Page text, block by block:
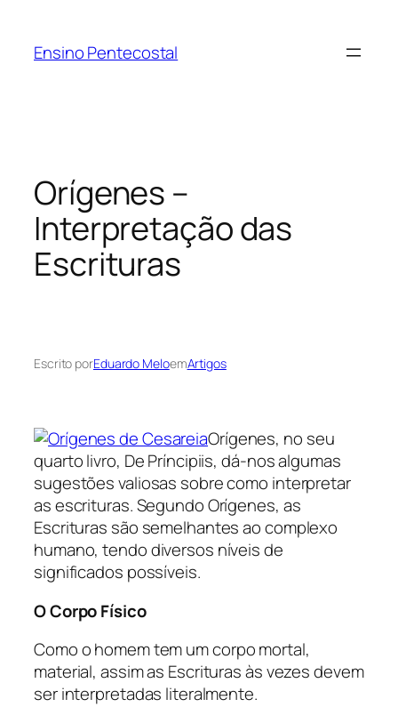
Ensino Pentecostal
Orígenes –
Interpretação das
Escrituras
Escrito porEduardo MeloemArtigos
Orígenes, no seu
quarto livro, De Príncipiis, dá-nos algumas
sugestões valiosas sobre como interpretar
as escrituras. Segundo Orígenes, as
Escrituras são semelhantes ao complexo
humano, tendo diversos níveis de
significados possíveis.
O Corpo Físico
Como o homem tem um corpo mortal,
material, assim as Escrituras às vezes devem
ser interpretadas literalmente.